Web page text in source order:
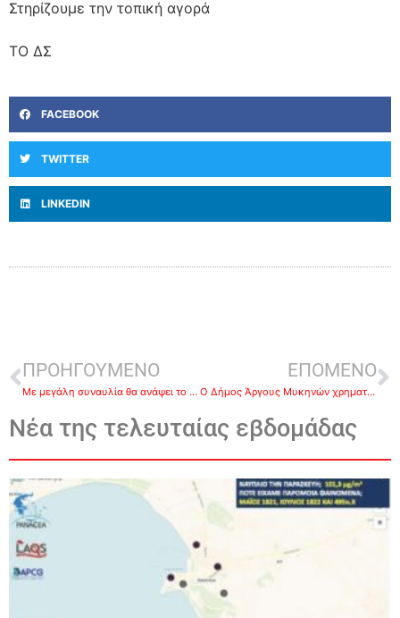
Στηρίζουμε την τοπική αγορά
ΤΟ ΔΣ
FACEBOOK
TWITTER
LINKEDIN
ΠΡΟΗΓΟΥΜΕΝΟ
Με μεγάλη συναυλία θα ανάψει το χριστουγεννιάτικο δέντρο στο Άργος στις 30 Νοεμβρίου (βίντεο)
ΕΠΟΜΕΝΟ
Ο Δήμος Άργους Μυκηνών χρηματοδοτεί την πενθήμερη εκπαιδευτική εκδρομή της Γ Λυκείου (βίντεο)
Νέα της τελευταίας εβδομάδας